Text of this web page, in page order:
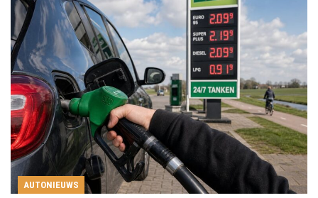
AUTONIEUWS